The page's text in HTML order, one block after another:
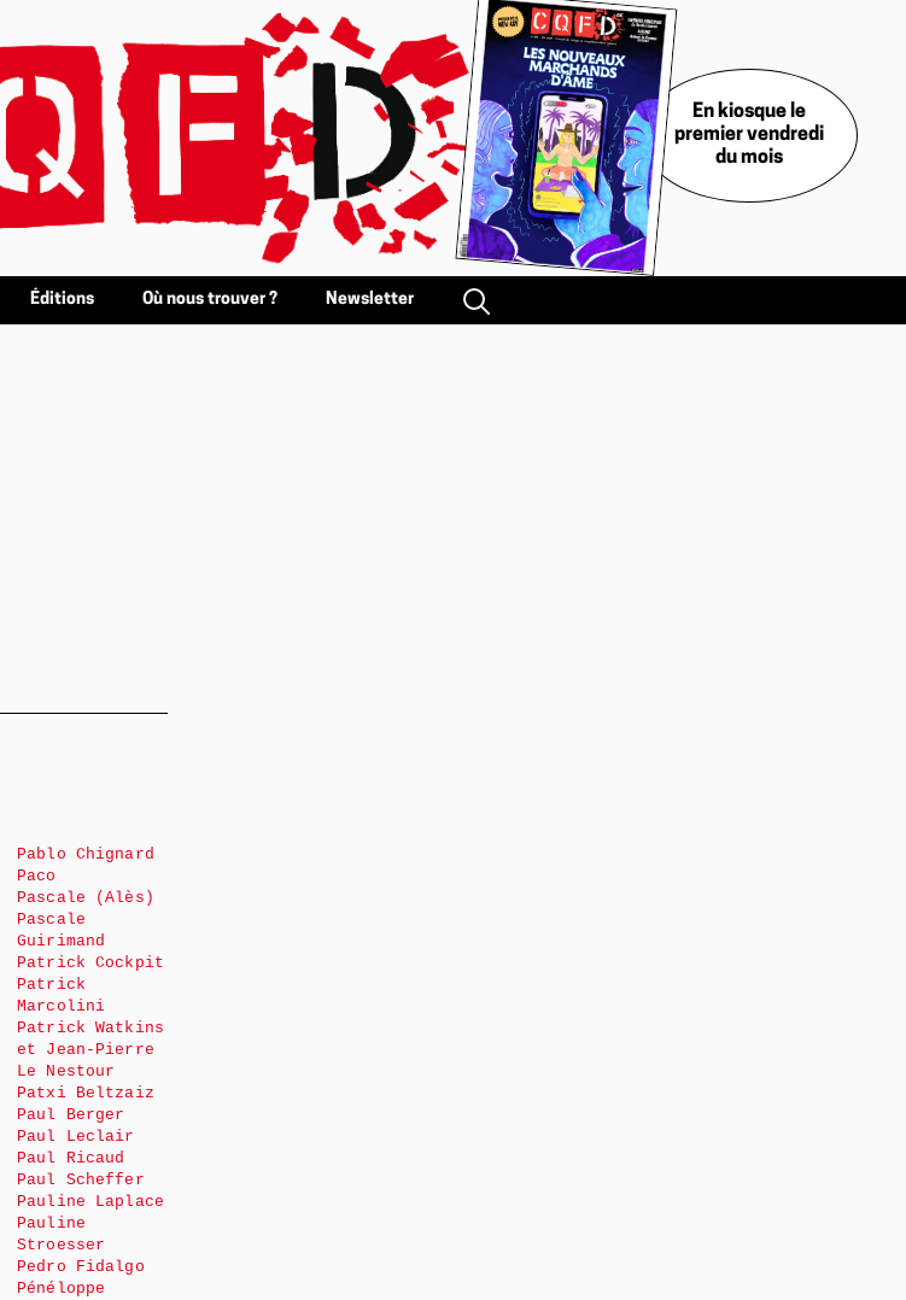
En kiosque le
premier vendredi
du mois
Éditions Où nous trouver ? Newsletter
Pablo Chignard
Paco
Pascale (Alès)
Pascale
Guirimand
Patrick Cockpit
Patrick
Marcolini
Patrick Watkins
et Jean-Pierre
Le Nestour
Patxi Beltzaiz
Paul Berger
Paul Leclair
Paul Ricaud
Paul Scheffer
Pauline Laplace
Pauline
Stroesser
Pedro Fidalgo
Pénéloppe